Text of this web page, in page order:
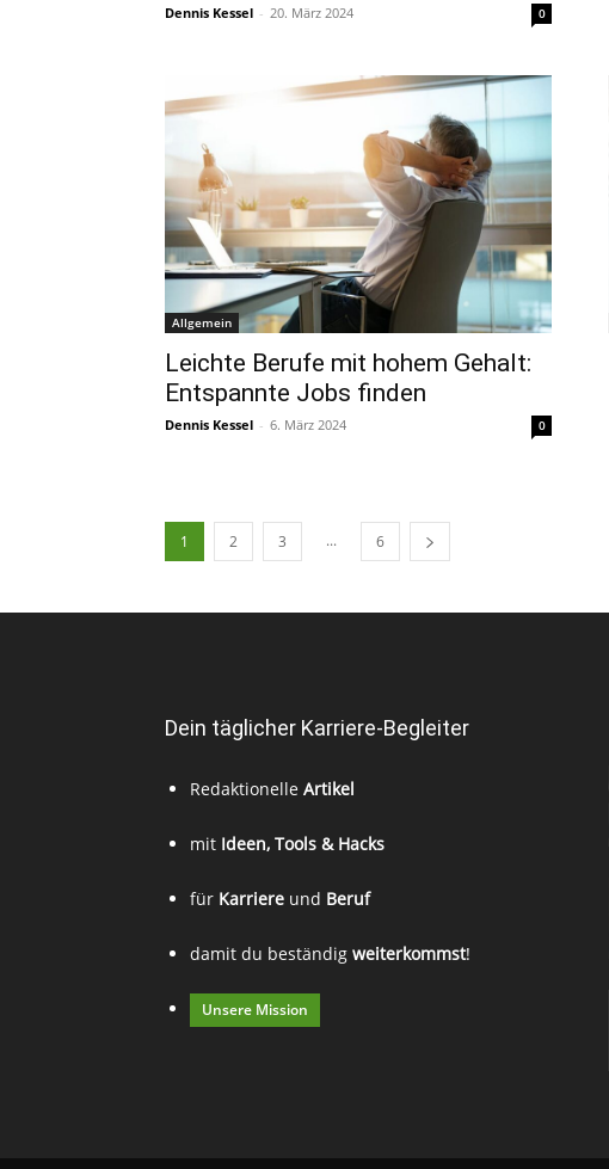
Dennis Kessel - 20. März 2024 0
Allgemein
Leichte Berufe mit hohem Gehalt:
Entspannte Jobs finden
Dennis Kessel - 6. März 2024 0
1 2 3 ... 6
Dein täglicher Karriere-Begleiter
Redaktionelle Artikel
mit Ideen, Tools & Hacks
für Karriere und Beruf
damit du beständig weiterkommst!
Unsere Mission